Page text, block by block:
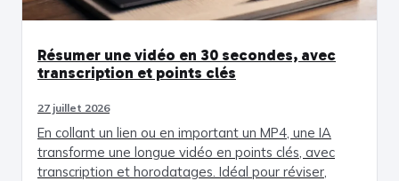
Résumer une vidéo en 30 secondes, avec
transcription et points clés
27 juillet 2026
En collant un lien ou en important un MP4, une IA
transforme une longue vidéo en points clés, avec
transcription et horodatages. Idéal pour réviser,